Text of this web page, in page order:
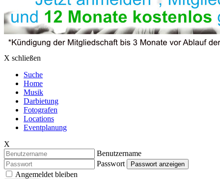
X schließen
Suche
Home
Musik
Darbietung
Fotografen
Locations
Eventplanung
X
Benutzername
Passwort
Passwort anzeigen
Angemeldet bleiben